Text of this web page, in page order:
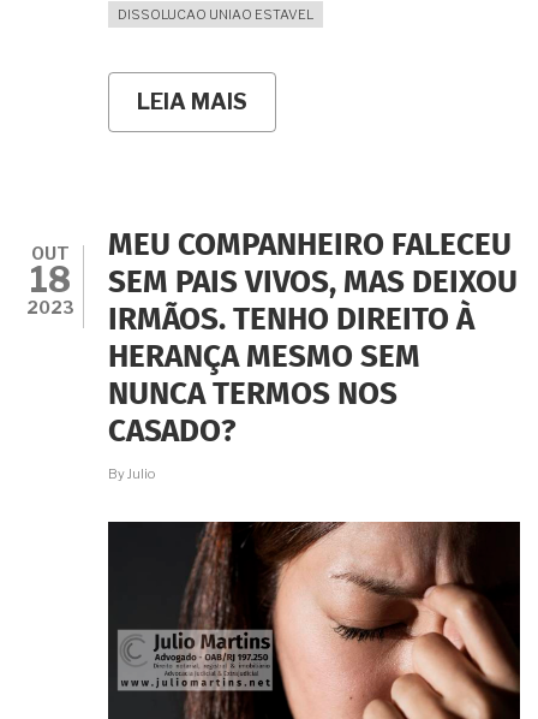
DISSOLUCAO UNIAO ESTAVEL
LEIA MAIS
MEU
MAIS
DE
CINCO
ANOS...
AFINAL
DE
CONTAS,
QUAIS
SÃO
OUT
18
2023
MEU COMPANHEIRO FALECEU
SEM PAIS VIVOS, MAS DEIXOU
IRMÃOS. TENHO DIREITO À
HERANÇA MESMO SEM
NUNCA TERMOS NOS
CASADO?
ByJulio